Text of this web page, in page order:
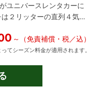
ユニバースレンタカーに
ザインとなっておりま
す。 沖縄の滞在
がえのない時間を忘れら
～（免責補償・税／込）
てシーズン料金が適用されます。